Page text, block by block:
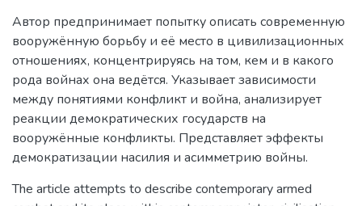
Автор предпринимает попытку описать современную
вооружённую борьбу и её место в цивилизационных
отношениях, концентрируясь на том, кем и в какого
рода войнах она ведётся. Указывает зависимости
между понятиями конфликт и война, анализирует
реакции демократических государств на
вооружённые конфликты. Представляет эффекты
демократизации насилия и асимметрию войны.
The article attempts to describe contemporary armed